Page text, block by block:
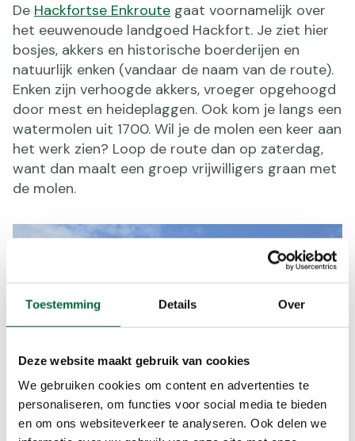
Toestemming Details Over
Deze website maakt gebruik van cookies
We gebruiken cookies om content en advertenties te
personaliseren, om functies voor social media te bieden
en om ons websiteverkeer te analyseren. Ook delen we
De Hackfortse Enkroute gaat voornamelijk over
het eeuwenoude landgoed Hackfort. Je ziet hier
bosjes, akkers en historische boerderijen en
natuurlijk enken (vandaar de naam van de route).
Enken zijn verhoogde akkers, vroeger opgehoogd
door mest en heideplaggen. Ook kom je langs een
watermolen uit 1700. Wil je de molen een keer aan
het werk zien? Loop de route dan op zaterdag,
want dan maalt een groep vrijwilligers graan met
de molen.